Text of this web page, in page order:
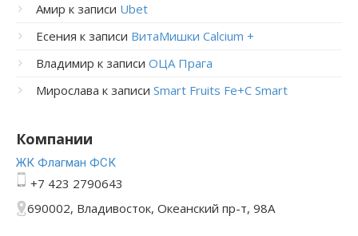
Амир к записи Ubet
Есения к записи ВитаМишки Calcium +
Владимир к записи ОЦА Прага
Мирослава к записи Smart Fruits Fe+C Smart
Компании
ЖК Флагман ФСК
+7 423 2790643
690002, Владивосток, Океанский пр-т, 98А